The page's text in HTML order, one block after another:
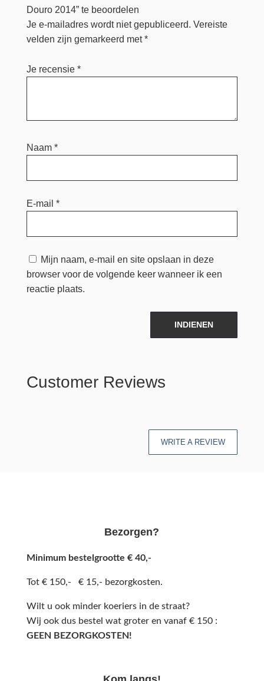
Douro 2014” te beoordelen
Je e-mailadres wordt niet gepubliceerd. Vereiste
velden zijn gemarkeerd met*
Je recensie *
Naam *
E-mail *
Mijn naam, e-mail en site opslaan in deze
browser voor de volgende keer wanneer ik een
reactie plaats.
INDIENEN
Customer Reviews
WRITE A REVIEW
Bezorgen?
Minimum bestelgrootte € 40,-
Tot € 150,- € 15,- bezorgkosten.
Wilt u ook minder koeriers in de straat?
Wij ook dus bestel wat groter en vanaf € 150 :
GEEN BEZORGKOSTEN!